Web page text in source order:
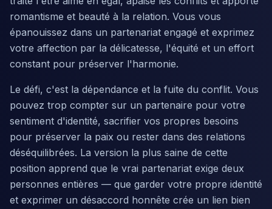
romantisme et beauté à la relation. Vous vous
épanouissez dans un partenariat engagé et exprimez
votre affection par la délicatesse, l'équité et un effort
constant pour préserver l'harmonie.
Le défi, c'est la dépendance et la fuite du conflit. Vous
pouvez trop compter sur un partenaire pour votre
sentiment d'identité, sacrifier vos propres besoins
pour préserver la paix ou rester dans des relations
déséquilibrées. La version la plus saine de cette
position apprend que le vrai partenariat exige deux
personnes entières — que garder votre propre identité
et exprimer un désaccord honnête crée un lien bien